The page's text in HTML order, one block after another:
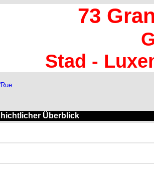
73
Stad -
Überblick